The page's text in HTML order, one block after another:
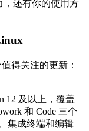
，还有你的使用方
得关注的更新：
12 及以上，覆盖
和 Code 三个
集成终端和编辑